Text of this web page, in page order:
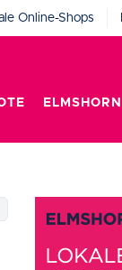
Online-Shops
ELMSHORN